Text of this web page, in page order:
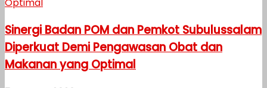
Sinergi Badan POM dan Pemkot Subulussalam
Diperkuat Demi Pengawasan Obat dan
Makanan yang Optimal